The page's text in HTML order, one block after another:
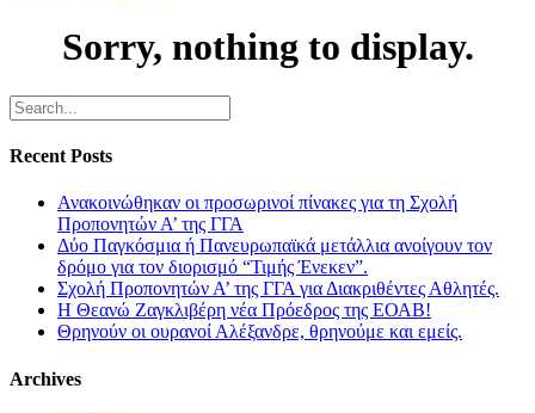
Sorry, nothing to display.
Recent Posts
Ανακοινώθηκαν οι προσωρινοί πίνακες για τη Σχολή
Προπονητών Α’ της ΓΓΑ
Δύο Παγκόσμια ή Πανευρωπαϊκά μετάλλια ανοίγουν τον
δρόμο για τον διορισμό “Τιμής Ένεκεν”.
Σχολή Προπονητών Α’ της ΓΓΑ για Διακριθέντες Αθλητές.
Η Θεανώ Ζαγκλιβέρη νέα Πρόεδρος της ΕΟΑΒ!
Θρηνούν οι ουρανοί Αλέξανδρε, θρηνούμε και εμείς.
Archives